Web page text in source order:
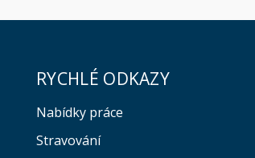
RYCHLÉ ODKAZY
Nabídky práce
Stravování